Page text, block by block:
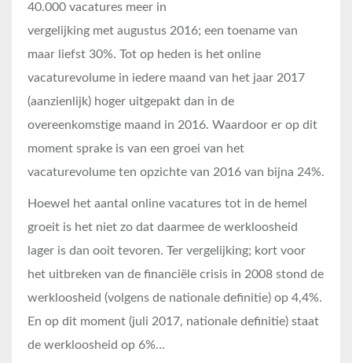
40.000 vacatures meer in
vergelijking met augustus 2016; een toename van
maar liefst 30%. Tot op heden is het online
vacaturevolume in iedere maand van het jaar 2017
(aanzienlijk) hoger uitgepakt dan in de
overeenkomstige maand in 2016. Waardoor er op dit
moment sprake is van een groei van het
vacaturevolume ten opzichte van 2016 van bijna 24%.
Hoewel het aantal online vacatures tot in de hemel
groeit is het niet zo dat daarmee de werkloosheid
lager is dan ooit tevoren. Ter vergelijking; kort voor
het uitbreken van de financiële crisis in 2008 stond de
werkloosheid (volgens de nationale definitie) op 4,4%.
En op dit moment (juli 2017, nationale definitie) staat
de werkloosheid op 6%…